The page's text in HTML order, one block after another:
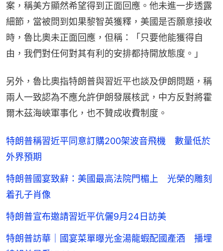
案，稱美方顯然希望得到正面回應。他未進一步透露
細節，當被問到如果黎智英獲釋，美國是否願意接收
時，魯比奧未正面回應，但稱：「只要他能獲得自
由，我們對任何對其有利的安排都持開放態度。」
另外，魯比奧指特朗普與習近平也談及伊朗問題，稱
兩人一致認為不應允許伊朗發展核武，中方反對將霍
爾木茲海峽軍事化，也不贊成收費制度。
特朗普稱習近平同意訂購200架波音飛機 數量低於
外界預期
特朗普國宴致辭：美國最高法院門楣上 光榮的雕刻
着孔子肖像
特朗普宣布邀請習近平伉儷9月24日訪美
特朗普訪華｜國宴菜單曝光金湯龍蝦配國產酒 播埋